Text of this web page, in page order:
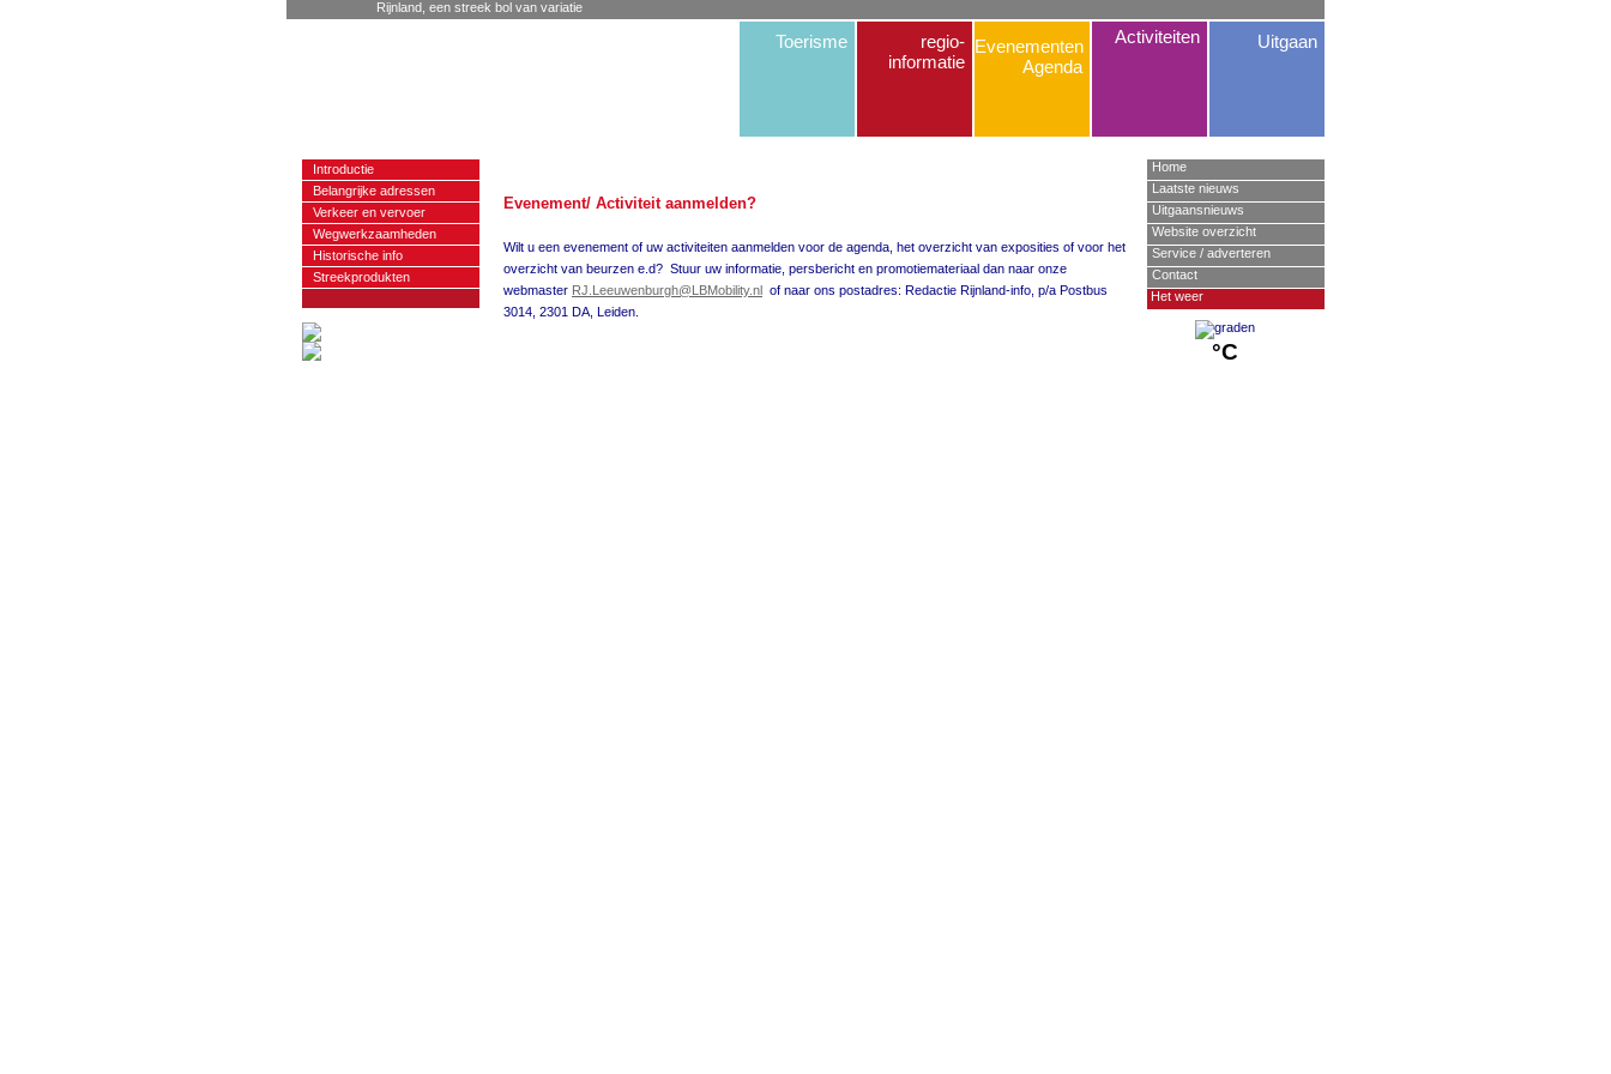
Rijnland, een streek bol van variatie
Uitgaan
Activiteiten
Evenementen
Agenda
regio-
informatie
Toerisme
Introductie
Belangrijke adressen
Verkeer en vervoer
Wegwerkzaamheden
Historische info
Streekprodukten
Evenement/ Activiteit aanmelden?
Wilt u een evenement of uw activiteiten aanmelden voor de agenda, het overzicht van exposities of voor het
overzicht van beurzen e.d? Stuur uw informatie, persbericht en promotiemateriaal dan naar onze
webmaster RJ.Leeuwenburgh@LBMobility.nl of naar ons postadres: Redactie Rijnland-info, p/a Postbus
3014, 2301 DA, Leiden.
Home
Laatste nieuws
Uitgaansnieuws
Website overzicht
Service / adverteren
Contact
Het weer
°C